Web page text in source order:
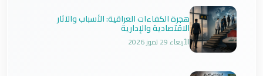
هجرة الكفاءات العراقية: الأسباب والآثار
الاقتصادية والإدارية
الأربعاء 29 تموز 2026